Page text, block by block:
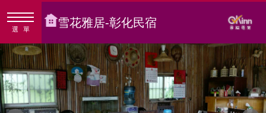
選單 雪花雅居-彰化民宿